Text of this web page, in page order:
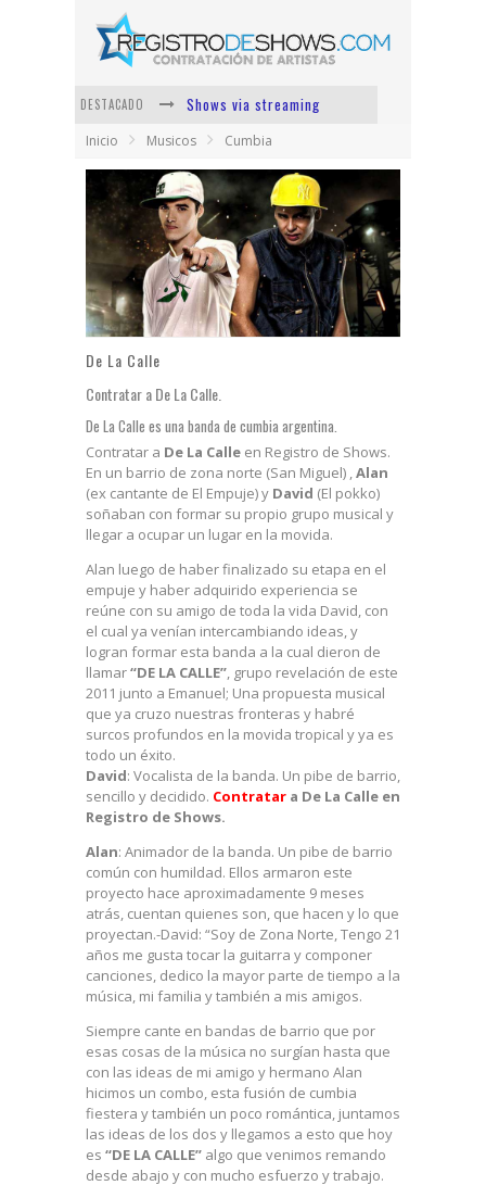
DESTACADO
Shows via streaming
Lit Killah
Nicki Nicole
Duki
Vi Em
Los Ángeles Azules
Inicio Musicos Cumbia
De La Calle
Contratar a De La Calle.
De La Calle es una banda de cumbia argentina.
Contratar a De La Calle en Registro de Shows.
En un barrio de zona norte (San Miguel) , Alan
(ex cantante de El Empuje) y David (El pokko)
soñaban con formar su propio grupo musical y
llegar a ocupar un lugar en la movida.
Alan luego de haber finalizado su etapa en el
empuje y haber adquirido experiencia se
reúne con su amigo de toda la vida David, con
el cual ya venían intercambiando ideas, y
logran formar esta banda a la cual dieron de
llamar“DE LA CALLE” , grupo revelación de este
2011 junto a Emanuel; Una propuesta musical
que ya cruzo nuestras fronteras y habré
surcos profundos en la movida tropical y ya es
todo un éxito.
David: Vocalista de la banda. Un pibe de barrio,
sencillo y decidido. Contratar a De La Calle en
Registro de Shows.
Alan: Animador de la banda. Un pibe de barrio
común con humildad. Ellos armaron este
proyecto hace aproximadamente 9 meses
atrás, cuentan quienes son, que hacen y lo que
proyectan.-David: “Soy de Zona Norte, Tengo 21
años me gusta tocar la guitarra y componer
canciones, dedico la mayor parte de tiempo a la
música, mi familia y también a mis amigos.
Siempre cante en bandas de barrio que por
esas cosas de la música no surgían hasta que
con las ideas de mi amigo y hermano Alan
hicimos un combo, esta fusión de cumbia
fiestera y también un poco romántica, juntamos
las ideas de los dos y llegamos a esto que hoy
es “DE LA CALLE” algo que venimos remando
desde abajo y con mucho esfuerzo y trabajo.